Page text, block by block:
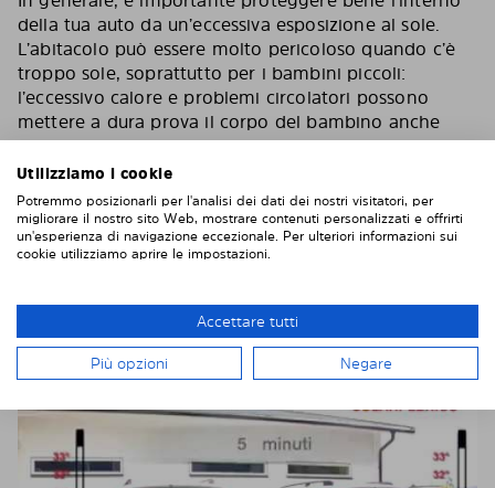
della tua auto da un’eccessiva esposizione al sole.
L’abitacolo può essere molto pericoloso quando c’è
troppo sole, soprattutto per i bambini piccoli:
l’eccessivo calore e problemi circolatori possono
mettere a dura prova il corpo del bambino anche
durante i viaggi brevi in auto.
CON I NOSTRI PARASOLE IL TUO VEICOLO
SI RISCALDA IL 30% PIÙ LENTAMENTE.
(Rispetto ad un veicolo senza protezione dal sole)
diretto – Nel nostro test abbiamo parcheggiato sotto
al sole 2 veicoli identici, uno con Solarplexius ed uno
senza. .
Utilizziamo i cookie
Potremmo posizionarli per l'analisi dei dati dei nostri visitatori, per
migliorare il nostro sito Web, mostrare contenuti personalizzati e offrirti
un'esperienza di navigazione eccezionale. Per ulteriori informazioni sui
cookie utilizziamo aprire le impostazioni.
Accettare tutti
Più opzioni Negare